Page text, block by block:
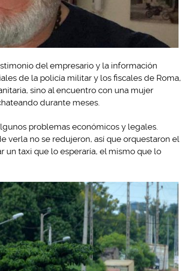
del empresario y la información
de la policía militar y los fiscales de Roma,
sino al encuentro con una mujer
durante meses.
problemas económicos y legales.
verla no se redujeron, así que orquestaron el
un taxi que lo esperaría, el mismo que lo